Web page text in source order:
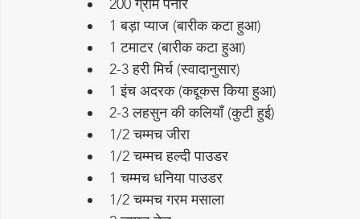
200 ग्राम पनीर
1 बड़ा प्याज (बारीक कटा हुआ)
1 टमाटर (बारीक कटा हुआ)
2-3 हरी मिर्च (स्वादानुसार)
1 इंच अदरक (कद्दूकस किया हुआ)
2-3 लहसुन की कलियाँ (कुटी हुई)
1/2 चम्मच जीरा
1/2 चम्मच हल्दी पाउडर
1 चम्मच धनिया पाउडर
1/2 चम्मच गरम मसाला